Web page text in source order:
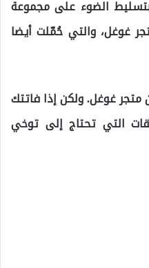
بتسليط الضوء على مجموعة
غوغل، والتي حُمّلت أيضا
غوغل. ولكن إذا فاتتك
التي تحتاج إلى توخي